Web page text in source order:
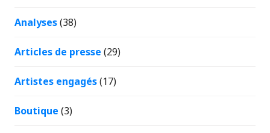
Analyses(38)
Articles de presse (29)
Artistes engagés(17)
Boutique (3)